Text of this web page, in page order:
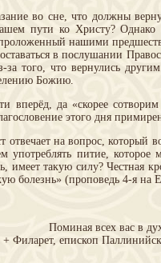
во сне, что должны
пути ко Христу?
нашими
в послушании
того, что вернулись
Божию.
вперёд, да «скорее
этого дня
отвечает на вопрос, который
употреблять питие,
имеет такую силу? Честная
болезнь» (проповедь 4-я на
Поминая всех вас в
+ Филарет, епископ